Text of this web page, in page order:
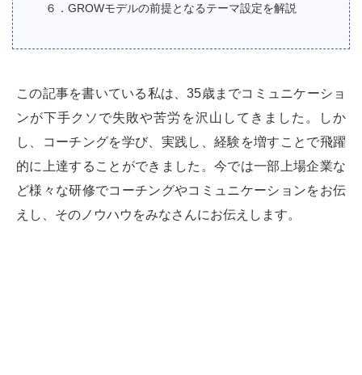
６．GROWモデルの前提となるテーマ設定を解説
この記事を書いている私は、35歳までコミュニケーショ
ンが下手クソで失敗や苦労を沢山してきました。しか
し、コーチングを学び、実践し、経験を増すことで飛躍
的に上達することができました。今では一部上場企業な
ど様々な研修でコーチングやコミュニケーションをお伝
えし、そのノウハウをみなさんにお伝えします。